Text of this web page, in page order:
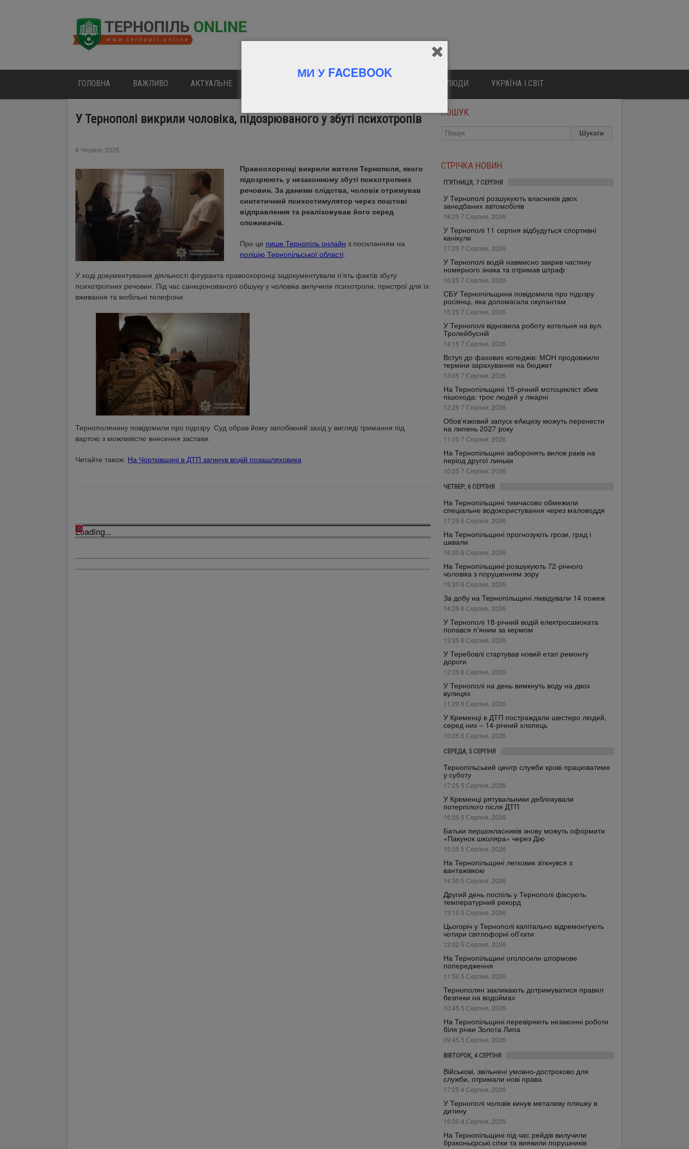
ГОЛОВНА ВАЖЛИВО АКТУАЛЬНЕ ВІДОМІ ЛЮДИ УКРАЇНА І СВІТ
У Тернополі викрили чоловіка, підозрюваного у збуті психотропів
8 Червня, 2026
Правоохоронці викрили жителя Тернополя, якого
підозрюють у незаконному збуті психотропних
речовин. За даними слідства, чоловік отримував
синтетичний психостимулятор через поштові
відправлення та реалізовував його серед
споживачів.
Про це пише Тернопіль онлайн з посиланням на
поліцію Тернопільської області
У ході документування діяльності фігуранта правоохоронці задокументували п’ять фактів збуту
психотропних речовин. Під час санкціонованого обшуку у чоловіка вилучили психотропи, пристрої для їх
вживання та мобільні телефони.
Тернополянину повідомили про підозру. Суд обрав йому запобіжний захід у вигляді тримання під
вартою з можливістю внесення застави.
Читайте також: На Чортківщині в ДТП загинув водій позашляховика
Loading...
ПОШУК
СТРІЧКА НОВИН
П’ЯТНИЦЯ, 7 СЕРПНЯ
У Тернополі розшукують власників двох
занедбаних автомобілів
18:25 7 Серпня, 2026
У Тернополі 11 серпня відбудуться спортивні
канікули
17:25 7 Серпня, 2026
У Тернополі водій навмисно закрив частину
номерного знака та отримав штраф
16:25 7 Серпня, 2026
СБУ Тернопільщини повідомила про підозру
росіянці, яка допомагала окупантам
15:25 7 Серпня, 2026
У Тернополі відновила роботу котельня на вул.
Тролейбусній
14:15 7 Серпня, 2026
Вступ до фахових коледжів: МОН продовжило
терміни зарахування на бюджет
13:05 7 Серпня, 2026
На Тернопільщині 15-річний мотоцикліст збив
пішохода: троє людей у лікарні
12:25 7 Серпня, 2026
Обов’язковий запуск еАкцизу можуть перенести
на липень 2027 року
11:10 7 Серпня, 2026
На Тернопільщині заборонять вилов раків на
період другої линьки
10:05 7 Серпня, 2026
ЧЕТВЕР, 6 СЕРПНЯ
На Тернопільщині тимчасово обмежили
спеціальне водокористування через маловоддя
17:25 6 Серпня, 2026
На Тернопільщині прогнозують грози, град і
шквали
16:20 6 Серпня, 2026
На Тернопільщині розшукують 72-річного
чоловіка з порушенням зору
15:20 6 Серпня, 2026
За добу на Тернопільщині ліквідували 14 пожеж
14:25 6 Серпня, 2026
У Тернополі 18-річний водій електросамоката
попався п’яним за кермом
13:25 6 Серпня, 2026
У Теребовлі стартував новий етап ремонту
дороги
12:25 6 Серпня, 2026
У Тернополі на день вимкнуть воду на двох
вулицях
11:20 6 Серпня, 2026
У Кременці в ДТП постраждали шестеро людей,
серед них – 14-річний хлопець
10:05 6 Серпня, 2026
СЕРЕДА, 5 СЕРПНЯ
Тернопільський центр служби крові працюватиме
у суботу
17:25 5 Серпня, 2026
У Кременці рятувальники деблокували
потерпілого після ДТП
16:25 5 Серпня, 2026
Батьки першокласників знову можуть оформити
«Пакунок школяра» через Дію
15:35 5 Серпня, 2026
На Тернопільщині легковик зіткнувся з
вантажівкою
14:30 5 Серпня, 2026
Другий день поспіль у Тернополі фіксують
температурний рекорд
13:10 5 Серпня, 2026
Цьогоріч у Тернополі капітально відремонтують
чотири світлофорні об’єкти
12:02 5 Серпня, 2026
На Тернопільщині оголосили штормове
попередження
11:50 5 Серпня, 2026
Тернополян закликають дотримуватися правил
безпеки на водоймах
10:45 5 Серпня, 2026
На Тернопільщині перевіряють незаконні роботи
біля річки Золота Липа
09:45 5 Серпня, 2026
ВІВТОРОК, 4 СЕРПНЯ
Військові, звільнені умовно-достроково для
служби, отримали нові права
17:25 4 Серпня, 2026
У Тернополі чоловік кинув металеву пляшку в
дитину
16:30 4 Серпня, 2026
На Тернопільщині під час рейдів вилучили
браконьєрські сітки та виявили порушників
МИ У FACEBOOK